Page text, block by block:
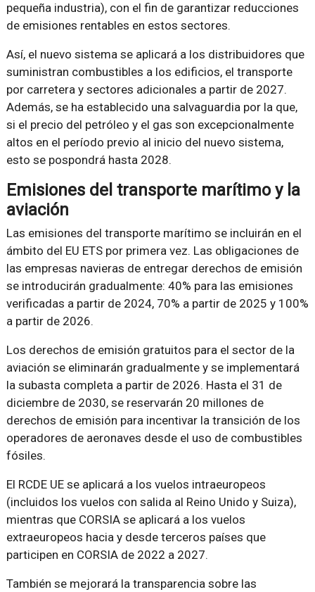
pequeña industria), con el fin de garantizar reducciones
de emisiones rentables en estos sectores.
Así, el nuevo sistema se aplicará a los distribuidores que
suministran combustibles a los edificios, el transporte
por carretera y sectores adicionales a partir de 2027.
Además, se ha establecido una salvaguardia por la que,
si el precio del petróleo y el gas son excepcionalmente
altos en el período previo al inicio del nuevo sistema,
esto se pospondrá hasta 2028.
Emisiones del transporte marítimo y la
aviación
Las emisiones del transporte marítimo se incluirán en el
ámbito del EU ETS por primera vez. Las obligaciones de
las empresas navieras de entregar derechos de emisión
se introducirán gradualmente: 40% para las emisiones
verificadas a partir de 2024, 70% a partir de 2025 y 100%
a partir de 2026.
Los derechos de emisión gratuitos para el sector de la
aviación se eliminarán gradualmente y se implementará
la subasta completa a partir de 2026. Hasta el 31 de
diciembre de 2030, se reservarán 20 millones de
derechos de emisión para incentivar la transición de los
operadores de aeronaves desde el uso de combustibles
fósiles.
El RCDE UE se aplicará a los vuelos intraeuropeos
(incluidos los vuelos con salida al Reino Unido y Suiza),
mientras que CORSIA se aplicará a los vuelos
extraeuropeos hacia y desde terceros países que
participen en CORSIA de 2022 a 2027.
También se mejorará la transparencia sobre las